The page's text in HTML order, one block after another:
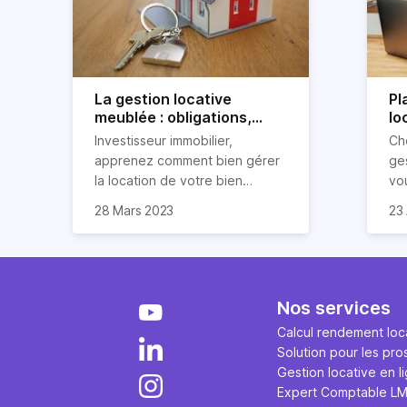
La gestion locative
meublée : obligations,
avantages et
inconvénients
Investisseur immobilier,
apprenez comment bien gérer
la location de votre bien
quelles sont vos obligations en
avantages et inconvénients
28 Mars 2023 23
Nos services
Calcul rendement
Solution pour les
Gestion locative en
Expert Comptable